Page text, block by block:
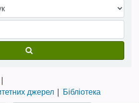
джерел
Бібліотека